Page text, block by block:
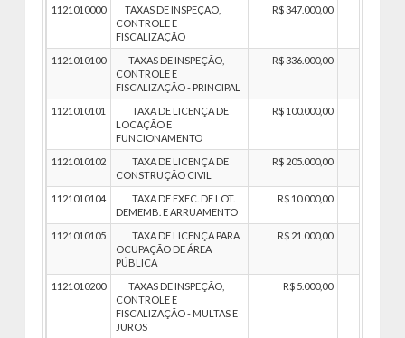
1121010000
TAXAS DE INSPEÇÃO,
CONTROLE E
FISCALIZAÇÃO
R$ 347.000,00
1121010100
TAXAS DE INSPEÇÃO,
CONTROLE E
FISCALIZAÇÃO - PRINCIPAL
R$ 336.000,00
1121010101
TAXA DE LICENÇA DE
LOCAÇÃO E
FUNCIONAMENTO
R$ 100.000,00
1121010102
TAXA DE LICENÇA DE
CONSTRUÇÃO CIVIL
R$ 205.000,00
1121010104
TAXA DE EXEC. DE LOT.
DEMEMB. E ARRUAMENTO
R$ 10.000,00
1121010105
TAXA DE LICENÇA PARA
OCUPAÇÃO DE ÁREA
PÚBLICA
R$ 21.000,00
1121010200
TAXAS DE INSPEÇÃO,
CONTROLE E
FISCALIZAÇÃO - MULTAS E
JUROS
R$ 5.000,00